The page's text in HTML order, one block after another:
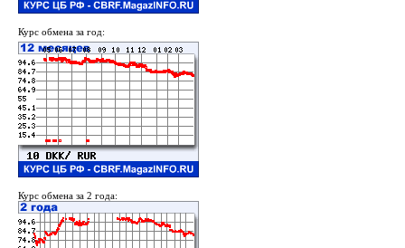
Курс обмена за год:
Курс обмена за 2 года: